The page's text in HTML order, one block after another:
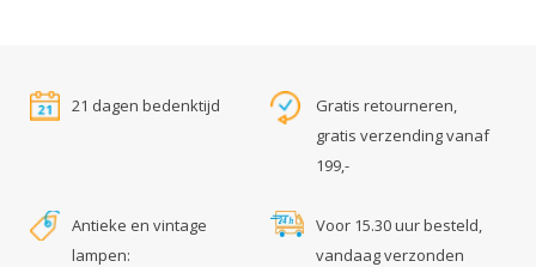
21 dagen bedenktijd
Gratis retourneren,
gratis verzending vanaf
199,-
Antieke en vintage
lampen:
Voor 15.30 uur besteld,
vandaag verzonden